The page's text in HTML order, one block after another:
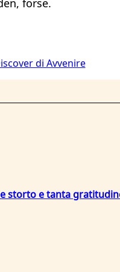
forse.
di Avvenire
storto e tanta